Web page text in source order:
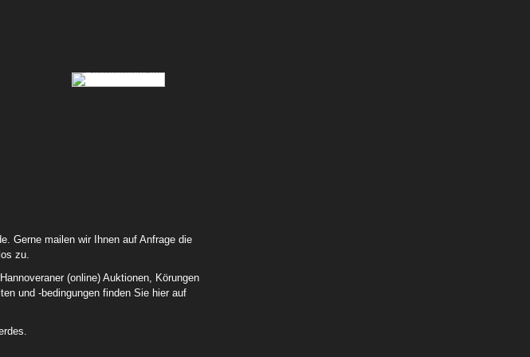
73 Chica Bonita D 01
84 Lord Pezi Junior Chacco Blue
04
Gerne mailen wir Ihnen auf Anfrage die
zu.
(online) Auktionen, Körungen
und -bedingungen finden Sie hier auf